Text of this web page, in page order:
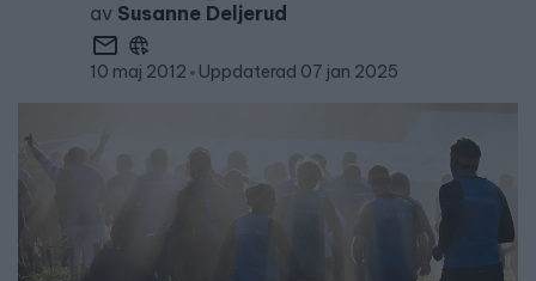
av Susanne Deljerud
10 maj 2012 Uppdaterad 07 jan 2025